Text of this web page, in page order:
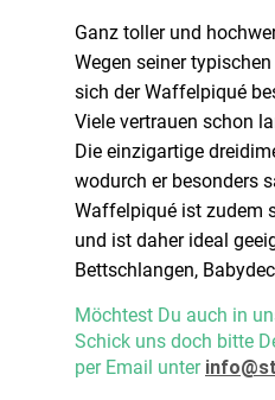
Ganz toller und
Wegen seiner
sich der Waffelpiqué
Viele vertrauen schon
Die einzigartige
wodurch er besonders
Waffelpiqué ist zudem
und ist daher ideal
Bettschlangen,
Möchtest Du auch in
Schick uns doch bitte
per Email unter